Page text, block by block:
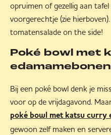
opruimen of gezellig aan
voorgerechtje (zie
tomatensalade on the side!
Poké bowl met
edamamebonen
Bij een poké bowl denk je
voor op de vrijdagavond.
poké bowl met katsu curry
gewoon zelf maken en